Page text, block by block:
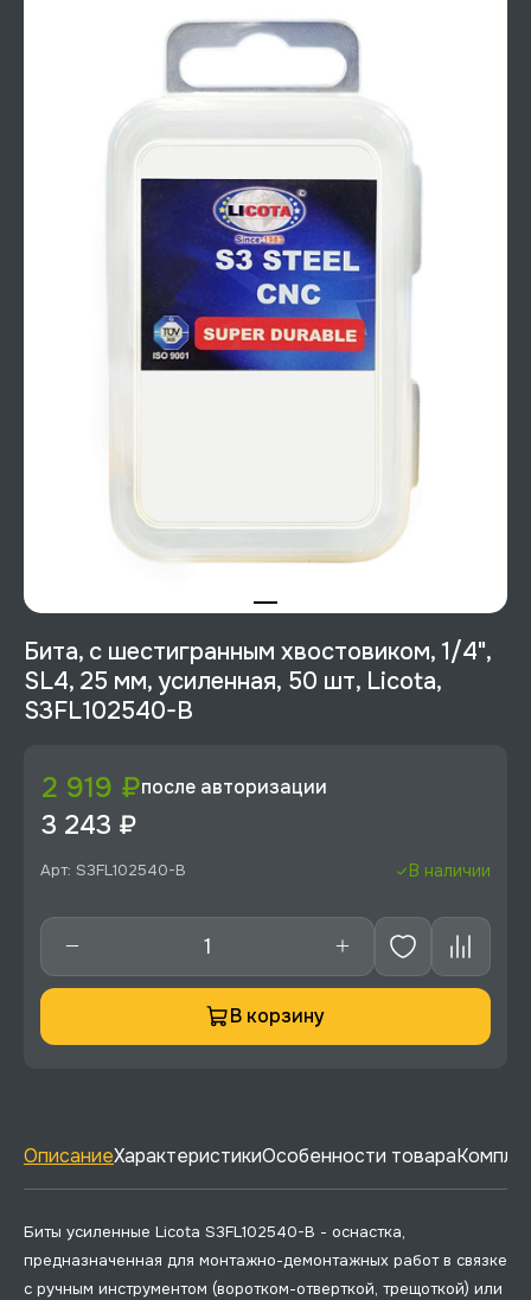
Бита, с шестигранным хвостовиком, 1/4",
SL4, 25 мм, усиленная, 50 шт, Licota,
S3FL102540-B
2 919 ₽после авторизации
3 243 ₽
Арт: S3FL102540-B В наличии
В корзину
ОписаниеХарактеристикиОсобенности товара
Биты усиленные Licota S3FL102540-B - оснастка,
предназначенная для монтажно-демонтажных работ в связке
с ручным инструментом (воротком-отверткой, трещоткой) или